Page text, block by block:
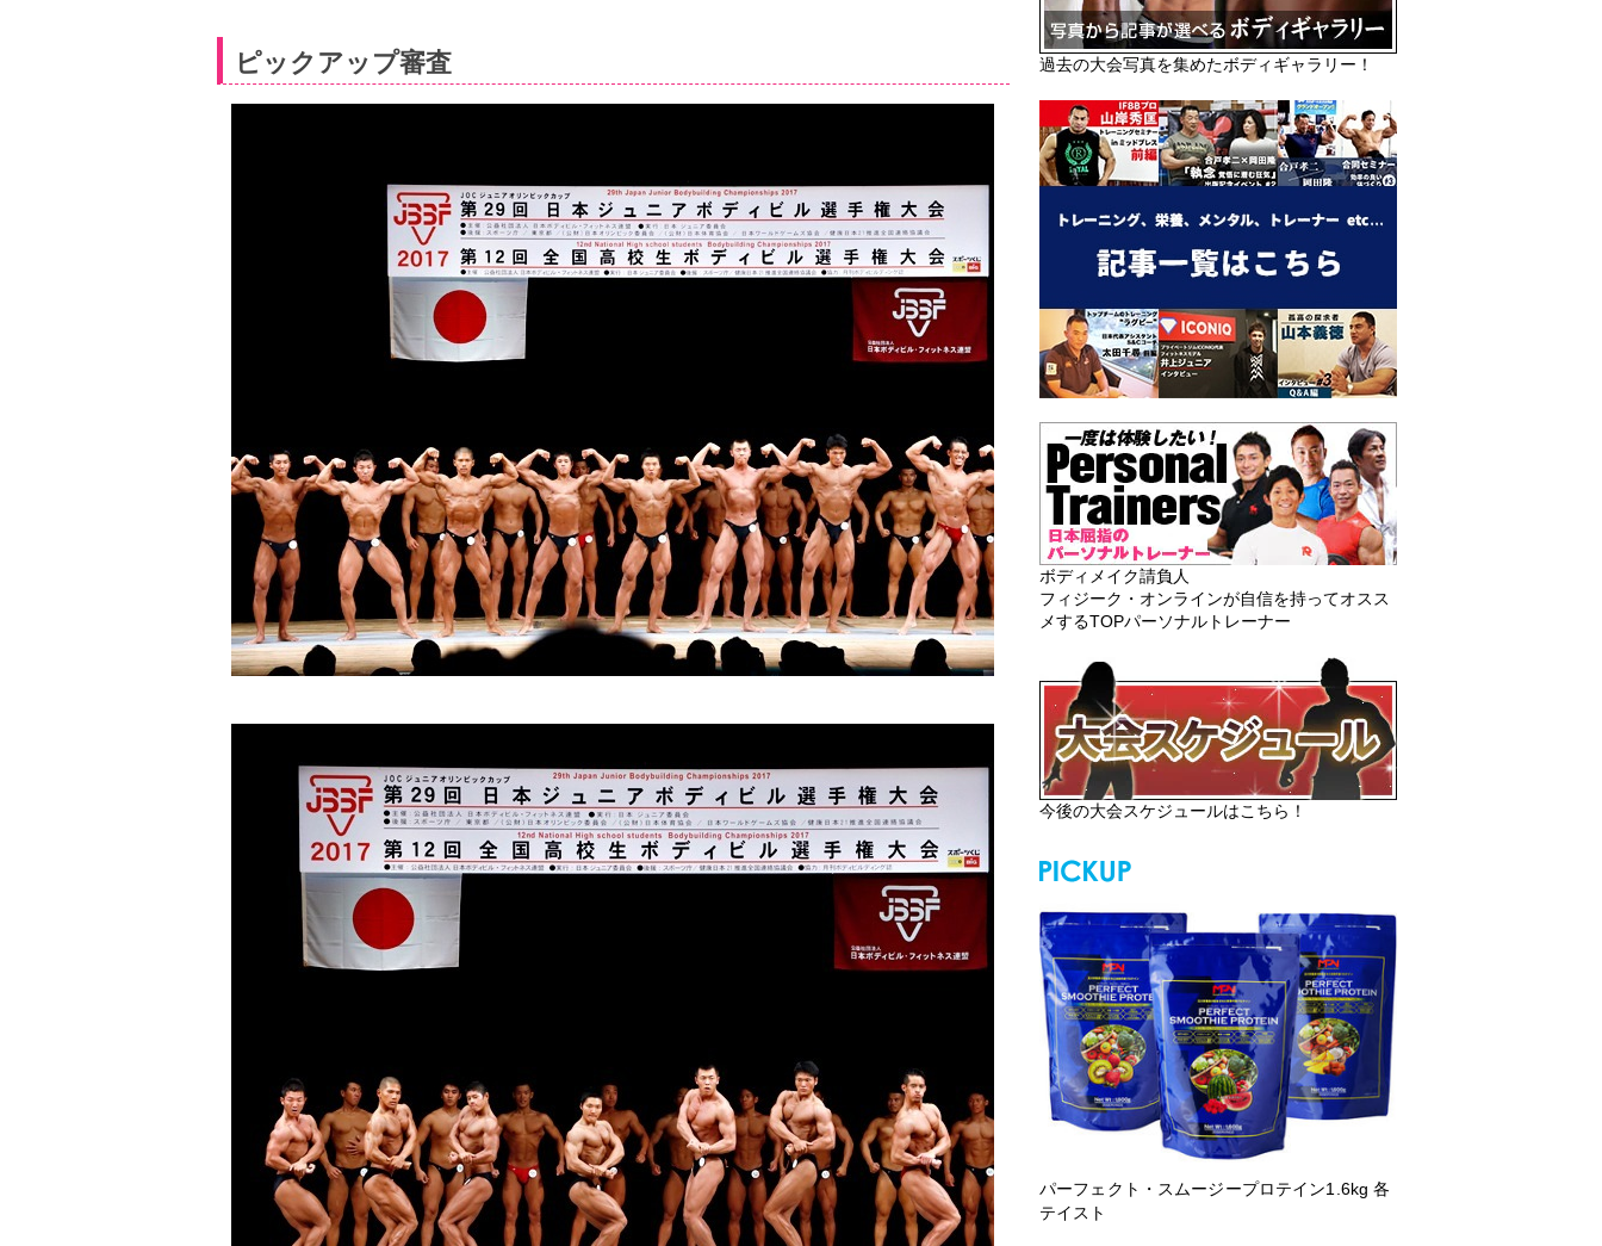
過去の大会写真を集めたボディギャラリー！
ボディメイク請負人
フィジーク・オンラインが自信を持ってオスス
メするTOPパーソナルトレーナー
今後の大会スケジュールはこちら！
パーフェクト・スムージープロテイン1.6kg 各
テイスト
ピックアップ審査